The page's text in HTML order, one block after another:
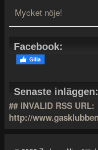
Mycket nöje!
Facebook:
Senaste inläggen:
## INVALID RSS URL:
http://